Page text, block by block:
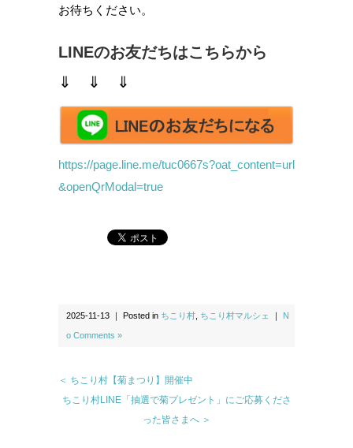
お待ちください。
LINEのお友だちはこちらから
⇓ ⇓ ⇓
https://page.line.me/tuc0667s?oat_content=url
&openQrModal=true
2025-11-13 ｜ Posted in ちこり村 ちこり村マルシェ N
o Comments »
＜ ちこり村【菊まつり】開催中
ちこり村LINE「抽選で菊プレゼント」にご応募くださ
った皆さまへ ＞